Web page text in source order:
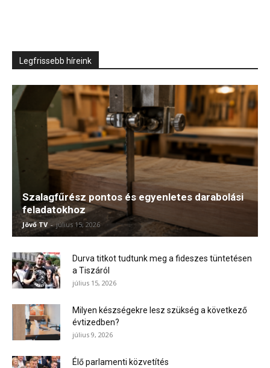
Legfrissebb híreink
Szalagfűrész pontos és egyenletes darabolási
feladatokhoz
Jövő TV - július 15, 2026
Durva titkot tudtunk meg a fideszes tüntetésen
a Tiszáról
július 15, 2026
Milyen készségekre lesz szükség a következő
évtizedben?
július 9, 2026
Élő parlamenti közvetítés